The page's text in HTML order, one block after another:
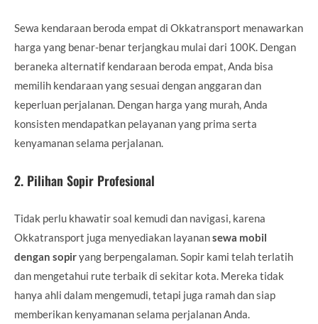
Sewa kendaraan beroda empat di Okkatransport menawarkan
harga yang benar-benar terjangkau mulai dari 100K. Dengan
beraneka alternatif kendaraan beroda empat, Anda bisa
memilih kendaraan yang sesuai dengan anggaran dan
keperluan perjalanan. Dengan harga yang murah, Anda
konsisten mendapatkan pelayanan yang prima serta
kenyamanan selama perjalanan.
2. Pilihan Sopir Profesional
Tidak perlu khawatir soal kemudi dan navigasi, karena
Okkatransport juga menyediakan layanansewa mobil
dengan sopiryang berpengalaman. Sopir kami telah terlatih
dan mengetahui rute terbaik di sekitar kota. Mereka tidak
hanya ahli dalam mengemudi, tetapi juga ramah dan siap
memberikan kenyamanan selama perjalanan Anda.